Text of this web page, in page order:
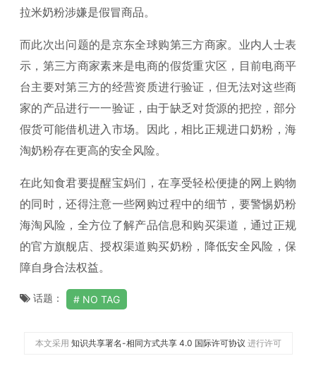
拉米奶粉涉嫌是假冒商品。
而此次出问题的是京东全球购第三方商家。 业内人士表
示，第三方商家素来是电商的假货重灾区，目前电商平
台主要对第三方的经营资质进行验证，但无法对这些商
家的产品进行一一验证，由于缺乏对货源的把控，部分
假货可能借机进入市场。 因此，相比正规进口奶粉，海
淘奶粉存在更高的安全风险。
在此知食君要提醒宝妈们，在享受轻松便捷的网上购物
的同时，还得注意一些网购过程中的细节，要警惕奶粉
海淘风险，全方位了解产品信息和购买渠道，通过正规
的官方旗舰店、授权渠道购买奶粉，降低安全风险，保
障自身合法权益。
话题： NO TAG
本文采用 知识共享署名-相同方式共享 4.0 国际许可协议 进行许可